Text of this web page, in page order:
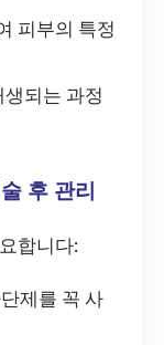
피부의 특정
되는 과정
후 관리
합니다:
제를 꼭 사